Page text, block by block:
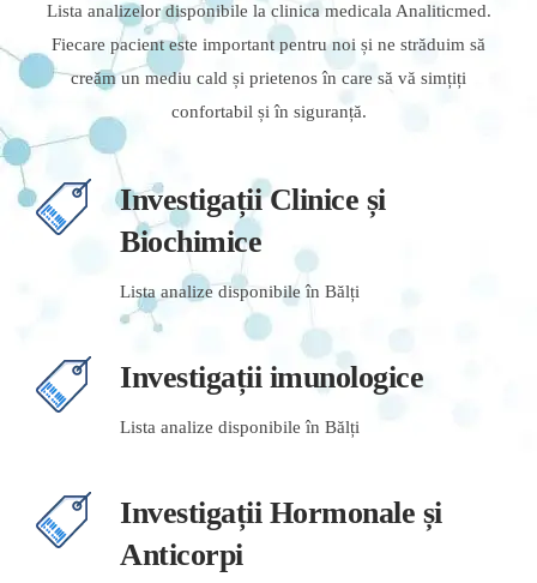
Lista analizelor disponibile la clinica medicala Analiticmed.
Fiecare pacient este important pentru noi și ne străduim să
creăm un mediu cald și prietenos în care să vă simțiți
confortabil și în siguranță.
Investigații Clinice și
Biochimice
Lista analize disponibile în Bălți
Investigații imunologice
Lista analize disponibile în Bălți
Investigații Hormonale și
Anticorpi